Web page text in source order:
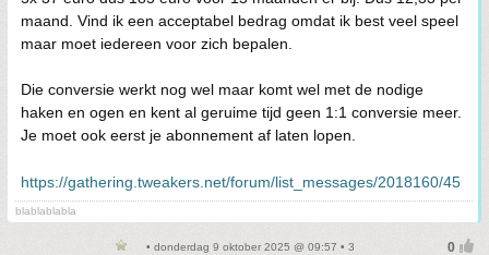
maand. Vind ik een acceptabel bedrag omdat ik best veel speel
maar moet iedereen voor zich bepalen.
Die conversie werkt nog wel maar komt wel met de nodige
haken en ogen en kent al geruime tijd geen 1:1 conversie meer.
Je moet ook eerst je abonnement af laten lopen.
https://gathering.tweakers.net/forum/list_messages/2018160/45
blablablabla
• donderdag 9 oktober 2025 @ 09:57 • 3